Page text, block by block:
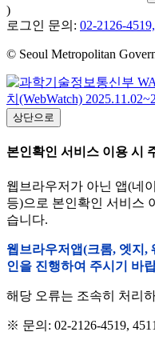
)
로그인 문의: 02-2126-
© Seoul Metropolitan
상단으로
본인확인 서비스 이용 시
웹브라우저가 아닌 앱(네
등)으로 본인확인 서비스
습니다.
웹브라우저앱(크롬, 엣지,
인을 진행하여 주시기 바
해당 오류는 조속히 처리
※ 문의: 02-2126-4519, 4511